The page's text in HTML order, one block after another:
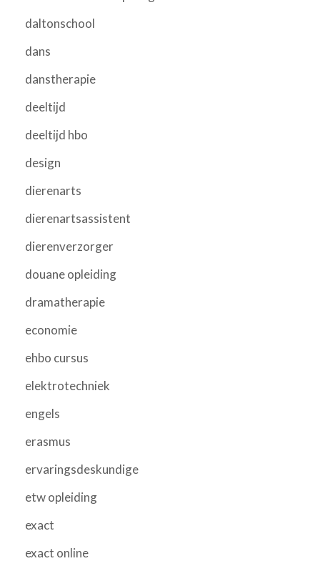
daltonschool
dans
danstherapie
deeltijd
deeltijd hbo
design
dierenarts
dierenartsassistent
dierenverzorger
douane opleiding
dramatherapie
economie
ehbo cursus
elektrotechniek
engels
erasmus
ervaringsdeskundige
etw opleiding
exact
exact online